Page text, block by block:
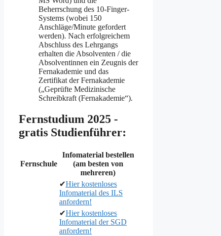
Beherrschung des 10-Finger-
Systems (wobei 150
Anschläge/Minute gefordert
werden). Nach erfolgreichem
Abschluss des Lehrgangs
erhalten die Absolventen / die
Absolventinnen ein Zeugnis der
Fernakademie und das
Zertifikat der Fernakademie
(„Geprüfte Medizinische
Schreibkraft (Fernakademie“).
Fernstudium 2025 -
gratis Studienführer:
Fernschule
Infomaterial bestellen
(am besten von
mehreren)
✔Hier kostenloses
Infomaterial des ILS
anfordern!
✔Hier kostenloses
Infomaterial der SGD
anfordern!